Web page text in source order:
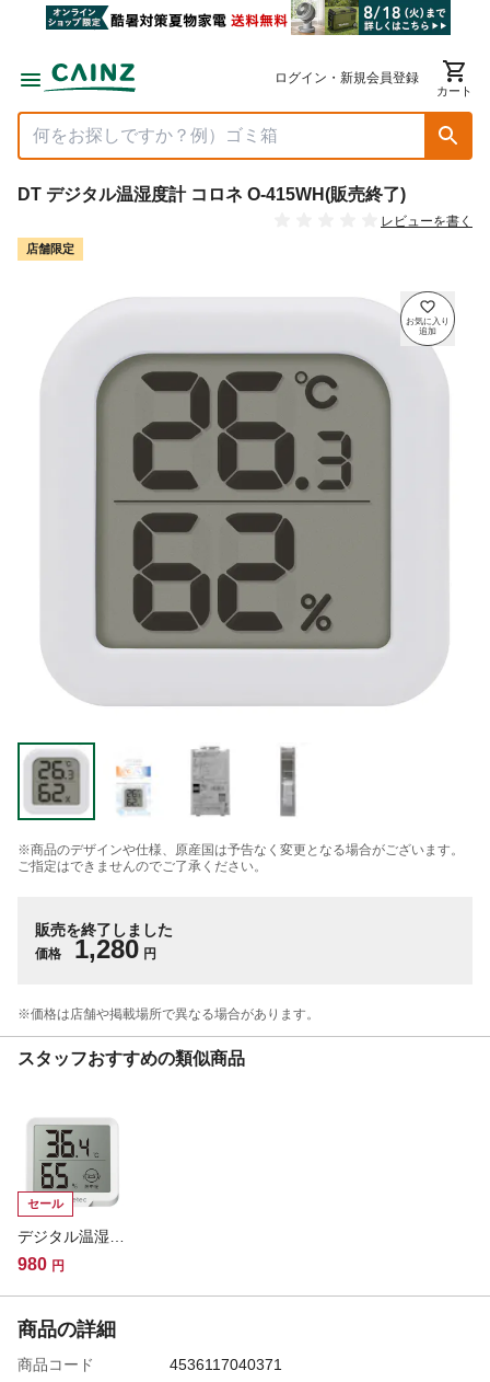
ログイン・新規会員登録
カート
DT デジタル温湿度計 コロネ O-415WH(販売終了)
レビューを書く
店舗限定
※商品のデザインや仕様、原産国は予告なく変更となる場合がございます。
ご指定はできませんのでご了承ください。
販売を終了しました
価格 1,280 円
※価格は​店舗や​掲載場所で​異なる​場合が​あります。
スタッフおすすめの類似商品
セール
980 円
商品の詳細
商品コード
4536117040371